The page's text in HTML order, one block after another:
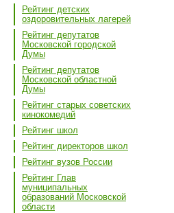
Рейтинг детских
оздоровительных лагерей
Рейтинг депутатов
Московской городской
Думы
Рейтинг депутатов
Московской областной
Думы
Рейтинг старых советских
кинокомедий
Рейтинг школ
Рейтинг директоров школ
Рейтинг вузов России
Рейтинг Глав
муниципальных
образований Московской
области